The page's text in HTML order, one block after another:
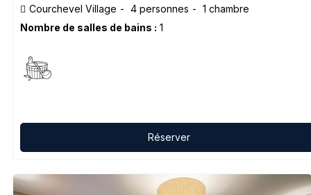
Courchevel Village 4 personnes
1 chambre
Nombre de salles de bains : 1
Réserver